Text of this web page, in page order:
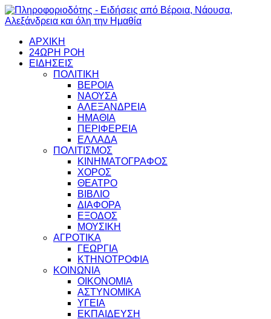
ΑΡΧΙΚΗ
24ΩΡΗ ΡΟΗ
ΕΙΔΗΣΕΙΣ
ΠΟΛΙΤΙΚΗ
ΒΕΡΟΙΑ
ΝΑΟΥΣΑ
ΑΛΕΞΑΝΔΡΕΙΑ
ΗΜΑΘΙΑ
ΠΕΡΙΦΕΡΕΙΑ
ΕΛΛΑΔΑ
ΠΟΛΙΤΙΣΜΟΣ
ΚΙΝΗΜΑΤΟΓΡΑΦΟΣ
ΧΟΡΟΣ
ΘΕΑΤΡΟ
ΒΙΒΛΙΟ
ΔΙΑΦΟΡΑ
ΕΞΟΔΟΣ
ΜΟΥΣΙΚΗ
ΑΓΡΟΤΙΚΑ
ΓΕΩΡΓΙΑ
ΚΤΗΝΟΤΡΟΦΙΑ
ΚΟΙΝΩΝΙΑ
ΟΙΚΟΝΟΜΙΑ
ΑΣΤΥΝΟΜΙΚΑ
ΥΓΕΙΑ
ΕΚΠΑΙΔΕΥΣΗ